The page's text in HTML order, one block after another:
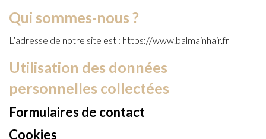
Qui sommes-nous ?
L’adresse de notre site est : https://www.balmainhair.fr
Utilisation des données
personnelles collectées
Formulaires de contact
Cookies